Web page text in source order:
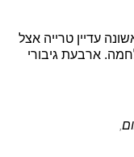
עדיין טרייה אצל
ארבעת גיבורי